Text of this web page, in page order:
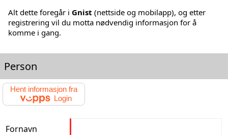
Alt dette foregår i Gnist (nettside og mobilapp), og etter
registrering vil du motta nødvendig informasjon for å
komme i gang.
Person
Hent informasjon fra
Login
Fornavn